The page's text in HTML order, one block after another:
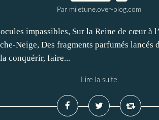
Par miletune.over-blog.com
impassibles, Sur la Reine de cœur à
Neige, Des fragments parfumés lancés
conquérir, faire...
Lire la suite